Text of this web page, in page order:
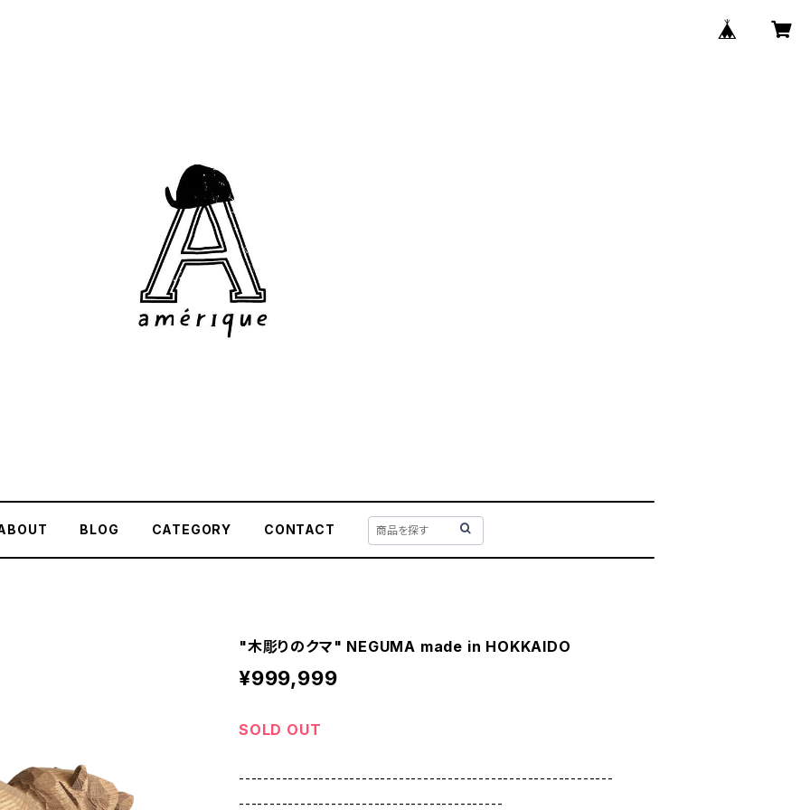
BLOG CATEGORY CONTACT
"木彫りのクマ" NEGUMA made in HOKKAIDO
¥999,999
SOLD OUT
-------------------------------------------------------------
-------------------------------------------